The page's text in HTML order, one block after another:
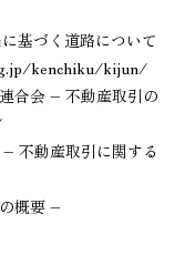
基づく道路について
kenchiku/kijun/
合会 – 不動産取引の
不動産取引に関する
概要 –